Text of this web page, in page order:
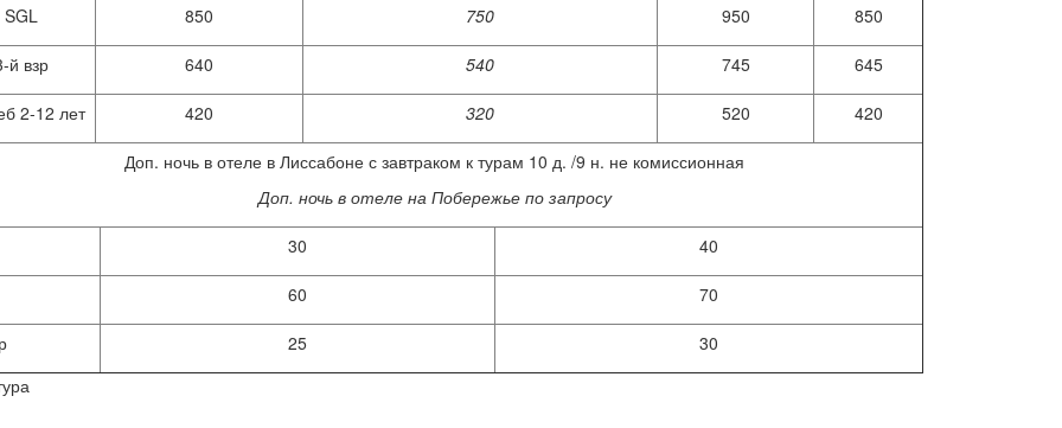
SGL 850 750 950 850
й взр 640 540 745 645
2-12 лет 420 320 520 420
Доп. ночь в отеле в Лиссабоне с завтраком к турам 10 д. /9 н. не комиссионная
Доп. ночь в отеле на Побережье по запросу
30 40
60 70
25
30